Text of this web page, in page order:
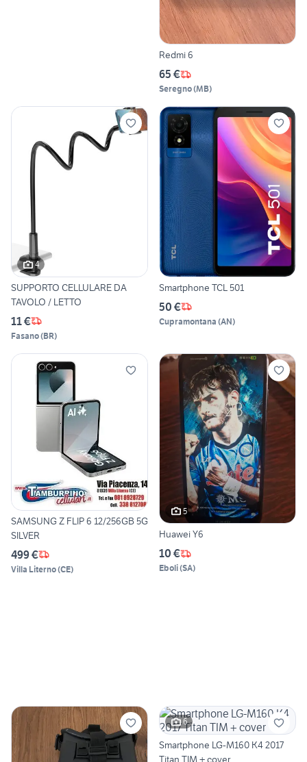
Redmi 6
65 €
Seregno(MB)
4
SUPPORTO CELLULARE DA
TAVOLO / LETTO
11 €
Fasano(BR)
Smartphone TCL 501
50 €
Cupramontana (AN)
SAMSUNG Z FLIP 6 12/256GB 5G
SILVER
499 €
Villa Literno(CE)
5
Huawei Y6
10 €
Eboli(SA)
6
Smartphone LG-M160 K4 2017
Titan TIM + cover